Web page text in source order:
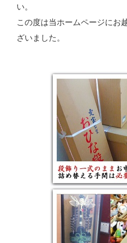
い。
この度は当ホームページにお
ざいました。